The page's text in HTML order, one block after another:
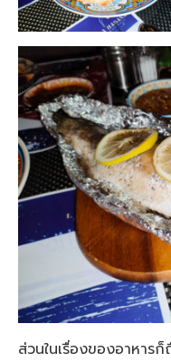
ส่วนในเรื่องของอาหารก็